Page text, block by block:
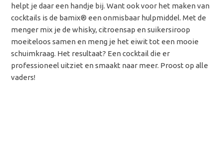
helpt je daar een handje bij. Want ook voor het maken van
cocktails is de bamix® een onmisbaar hulpmiddel. Met de
menger mix je de whisky, citroensap en suikersiroop
moeiteloos samen en meng je het eiwit tot een mooie
schuimkraag. Het resultaat? Een cocktail die er
professioneel uitziet en smaakt naar meer. Proost op alle
vaders!